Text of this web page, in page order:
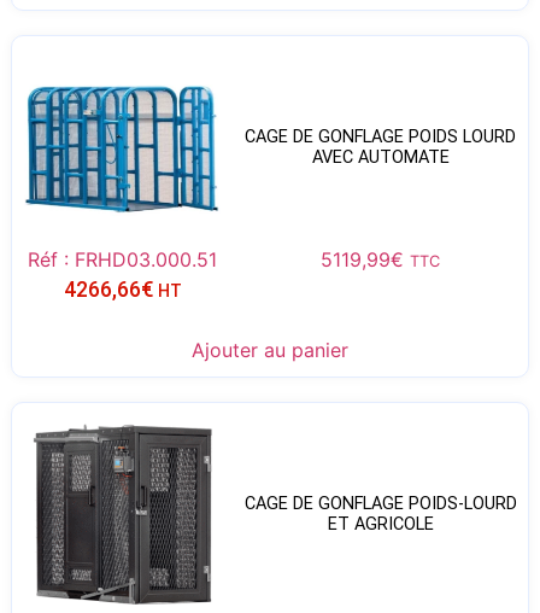
CAGE DE GONFLAGE POIDS LOURD
AVEC AUTOMATE
Réf : FRHD03.000.51 5119,99€ TTC
4266,66€ HT
Ajouter au panier
CAGE DE GONFLAGE POIDS-LOURD
ET AGRICOLE